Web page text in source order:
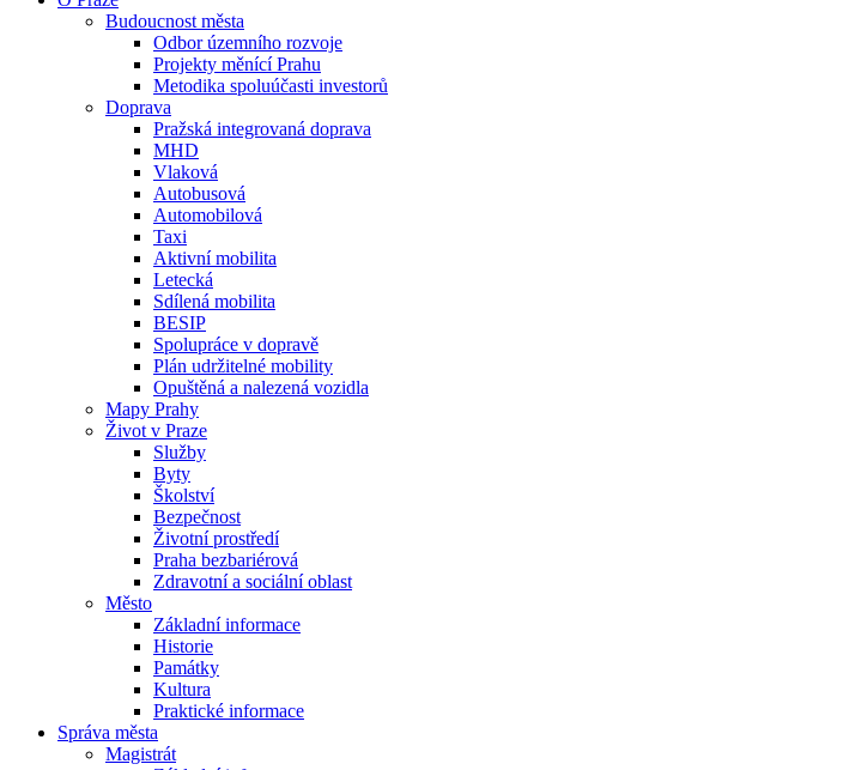
Budoucnost města
Odbor územního rozvoje
Projekty měnící Prahu
Metodika spoluúčasti investorů
Doprava
Pražská integrovaná doprava
MHD
Vlaková
Autobusová
Automobilová
Taxi
Aktivní mobilita
Letecká
Sdílená mobilita
BESIP
Spolupráce v dopravě
Plán udržitelné mobility
Opuštěná a nalezená vozidla
Mapy Prahy
Život v Praze
Služby
Byty
Školství
Bezpečnost
Životní prostředí
Praha bezbariérová
Zdravotní a sociální oblast
Město
Základní informace
Historie
Památky
Kultura
Praktické informace
Správa města
Magistrát